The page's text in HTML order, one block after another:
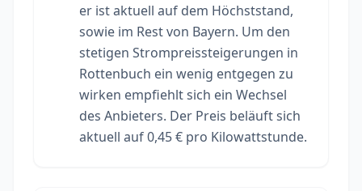
er ist aktuell auf dem Höchststand,
sowie im Rest von Bayern. Um den
stetigen Strompreissteigerungen in
Rottenbuch ein wenig entgegen zu
wirken empfiehlt sich ein Wechsel
des Anbieters. Der Preis beläuft sich
aktuell auf 0,45 € pro Kilowattstunde.